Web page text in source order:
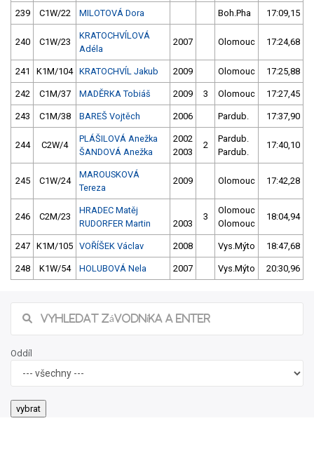
239 C1W/22 MILOTOVÁ Dora Boh.Pha 17:09,15
240 C1W/23
KRATOCHVÍLOVÁ
Adéla
2007 Olomouc 17:24,68
241 K1M/104 KRATOCHVÍL Jakub 2009 Olomouc 17:25,88
242 C1M/37 MADĚRKA Tobiáš 2009 3 Olomouc 17:27,45
243 C1M/38 BAREŠ Vojtěch 2006 Pardub. 17:37,90
244 C2W/4
PLÁŠILOVÁ Anežka
ŠANDOVÁ Anežka
2002
2003
2
Pardub.
Pardub.
17:40,10
245 C1W/24
MAROUSKOVÁ
Tereza
2009 Olomouc 17:42,28
246 C2M/23
HRADEC Matěj
RUDORFER Martin
2003
3
Olomouc
Olomouc
18:04,94
247 K1M/105 VOŘÍŠEK Václav 2008 Vys.Mýto 18:47,68
248 K1W/54 HOLUBOVÁ Nela 2007 Vys.Mýto 20:30,96
Oddíl